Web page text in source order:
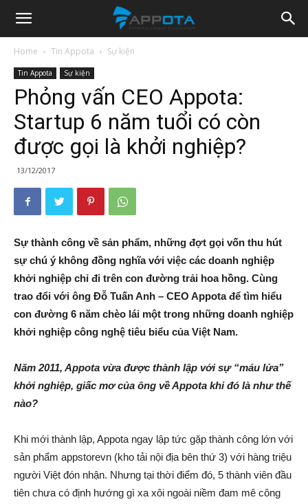
Appota
News
Home Tin Appota Sự kiện
Tin Appota Sự kiện
Phỏng vấn CEO Appota:
Startup 6 năm tuổi có còn
được gọi là khởi nghiệp?
13/12/2017
Sự thành công về sản phẩm, những đợt gọi vốn thu hút
sự chú ý không đồng nghĩa với việc các doanh nghiệp
khởi nghiệp chỉ đi trên con đường trải hoa hồng. Cùng
trao đổi với ông Đỗ Tuấn Anh – CEO Appota để tìm hiểu
con đường 6 năm chèo lái một trong những doanh nghiệp
khởi nghiệp công nghệ tiêu biểu của Việt Nam.
Năm 2011, Appota vừa được thành lập với sự “máu lửa”
khởi nghiệp, giấc mơ của ông về Appota khi đó là như thế
nào?
Khi mới thành lập, Appota ngay lập tức gặp thành công lớn với
sản phẩm appstorevn (kho tải nội địa bên thứ 3) với hàng triệu
người Việt đón nhận. Nhưng tại thời điểm đó, 5 thành viên đầu
tiên chưa có định hướng gì xa xôi ngoài niềm đam mê công